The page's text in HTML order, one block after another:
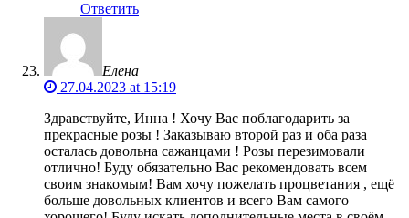
Ответить
Елена
27.04.2023 at 15:19
Здравствуйте, Инна ! Хочу Вас поблагодарить за
прекрасные розы ! Заказываю второй раз и оба раза
осталась довольна сажанцами ! Розы перезимовали
отлично! Буду обязательно Вас рекомендовать всем
своим знакомым! Вам хочу пожелать процветания , ещё
больше довольных клиентов и всего Вам самого